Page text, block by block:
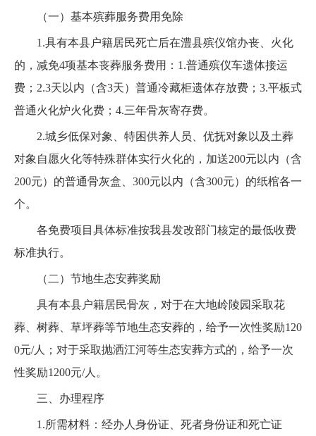
（一）基本殡葬服务费用免除
1.具有本县户籍居民死亡后在澧县殡仪馆办丧、火化
的，减免4项基本丧葬服务费用：1.普通殡仪车遗体接运
费；2.3天以内（含3天）普通冷藏柜遗体存放费；3.平板式
普通火化炉火化费；4.三年骨灰寄存费。
2.城乡低保对象、特困供养人员、优抚对象以及土葬
对象自愿火化等特殊群体实行火化的，加送200元以内（含
200元）的普通骨灰盒、300元以内（含300元）的纸棺各一
个。
各免费项目具体标准按我县发改部门核定的最低收费
标准执行。
（二）节地生态安葬奖励
具有本县户籍居民骨灰，对于在大地岭陵园采取花
葬、树葬、草坪葬等节地生态安葬的，给予一次性奖励120
0元/人；对于采取抛洒江河等生态安葬方式的，给予一次
性奖励1200元/人。
三、办理程序
1.所需材料：经办人身份证、死者身份证和死亡证